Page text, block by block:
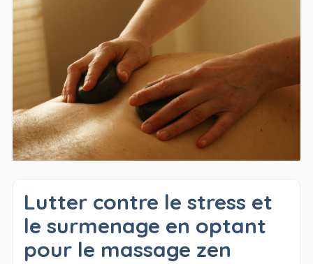
Lutter contre le stress et
le surmenage en optant
pour le massage zen